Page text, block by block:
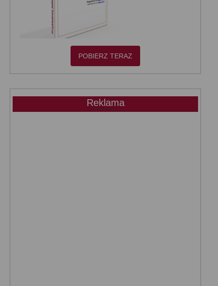
POBIERZ TERAZ
Reklama